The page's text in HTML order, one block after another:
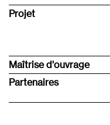
Projet
Maîtrise d'ouvrage
Partenaires